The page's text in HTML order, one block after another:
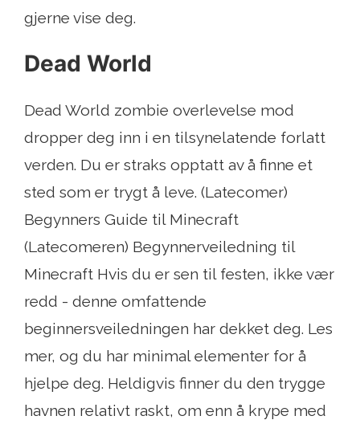
gjerne vise deg.
Dead World
Dead World zombie overlevelse mod
dropper deg inn i en tilsynelatende forlatt
verden. Du er straks opptatt av å finne et
sted som er trygt å leve. (Latecomer)
Begynners Guide til Minecraft
(Latecomeren) Begynnerveiledning til
Minecraft Hvis du er sen til festen, ikke vær
redd - denne omfattende
beginnersveiledningen har dekket deg. Les
mer, og du har minimal elementer for å
hjelpe deg. Heldigvis finner du den trygge
havnen relativt raskt, om enn å krype med